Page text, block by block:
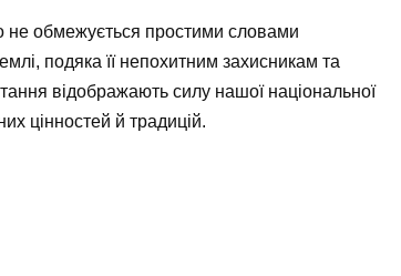
не обмежується простими словами
подяка її непохитним захисникам та
відображають силу нашої національної
цінностей й традицій.